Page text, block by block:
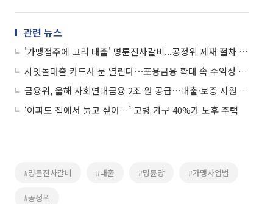
관련 뉴스
'가맹점주에 고리 대출' 명륜진사갈비...공정위 제재 절차 착수
사잇돌대출 카드사 문 열린다⋯포용금융 확대 속 수익성 ‘복잡’
금융위, 올해 사회연대금융 2조 원 공급…대출·보증 지원 확대
‘아파도 집에서 늙고 싶어…’ 고령 가구 40%가 노후 주택
#명륜진사갈비 #대출 #명륜당 #가맹사업법
#공정위